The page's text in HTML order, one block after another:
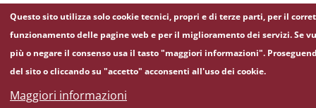
Questo sito utilizza solo cookie tecnici, propri e di terze parti, per il
funzionamento delle pagine web e per il miglioramento dei servizi. Se
più o negare il consenso usa il tasto "maggiori informazioni".
del sito o cliccando su "accetto" acconsenti all'uso dei cookie.
Maggiori informazioni